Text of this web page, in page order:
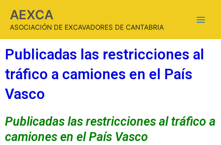
AEXCA
ASOCIACIÓN DE EXCAVADORES DE CANTABRIA
Publicadas las restricciones al
tráfico a camiones en el País
Vasco
Publicadas las restricciones al tráfico a
camiones en el País Vasco